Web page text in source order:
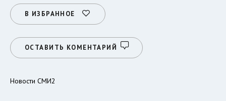
В ИЗБРАННОЕ
ОСТАВИТЬ КОМЕНТАРИЙ
Новости СМИ2